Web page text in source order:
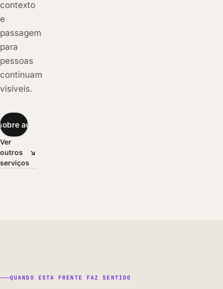
contexto
e
passagem
para
pessoas
continuam
visíveis.
automação
Ver
outros
serviços
↘
QUANDO ESTA FRENTE FAZ SENTIDO